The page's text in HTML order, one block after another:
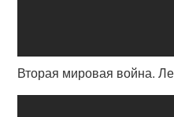
Вторая мировая война.